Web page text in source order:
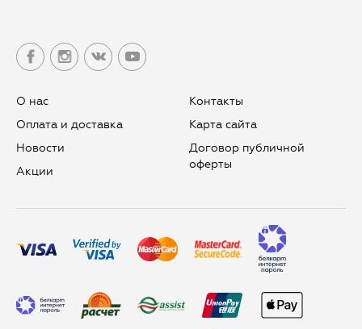
О нас
Оплата и доставка
Новости
Aкции
Контакты
Карта сайта
Договор публичной
оферты